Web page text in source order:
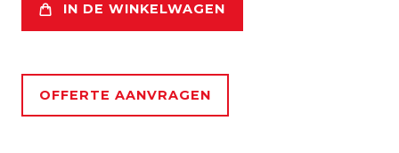
IN DE WINKELWAGEN
OFFERTE AANVRAGEN